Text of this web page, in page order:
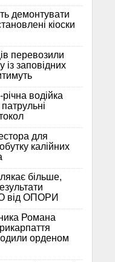
демонтувати
кіоски
перевозили
із заповідних
водійка
для
калійних
більше,
від ОПОРИ
Романа
орденом